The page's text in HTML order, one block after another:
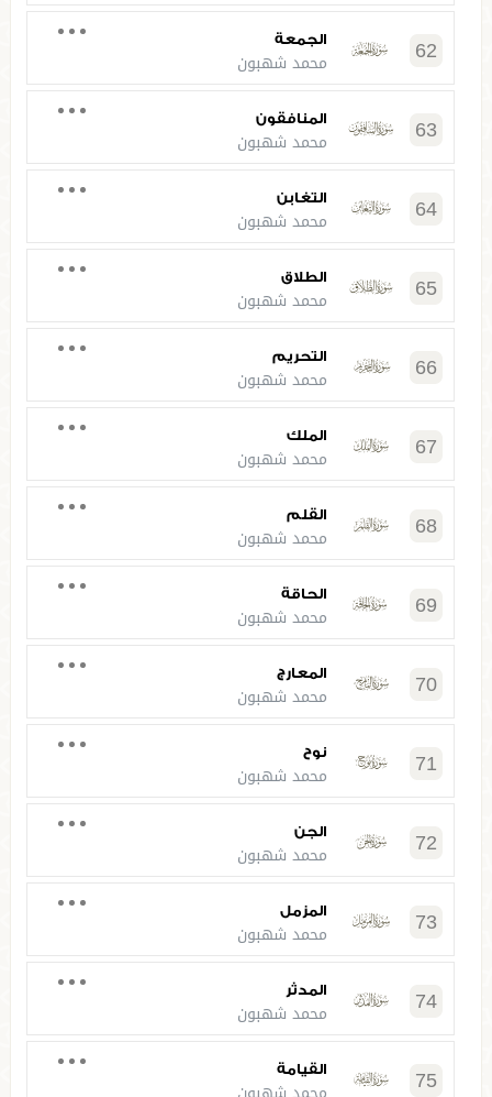
62 الجمعة
محمد شهبون
63 المنافقون
محمد شهبون
64 التغابن
محمد شهبون
65 الطلاق
محمد شهبون
66 التحريم
محمد شهبون
67 الملك
محمد شهبون
68 القلم
محمد شهبون
69 الحاقة
محمد شهبون
70 المعارج
محمد شهبون
71 نوح
محمد شهبون
72 الجن
محمد شهبون
73 المزمل
محمد شهبون
74 المدثر
محمد شهبون
75 القيامة